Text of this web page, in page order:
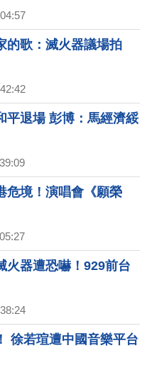
的歌：滅火器議場拍
平退場 彭博：馬經濟綏
危境！演唱會《願榮
火器遭恐嚇！929前台
徐若瑄遭中國音樂平台